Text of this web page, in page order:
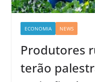
ECONOMIA NEWS
Produtores
terão